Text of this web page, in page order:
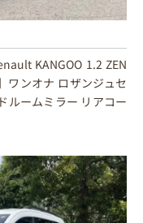
KANGOO 1.2 ZEN
ワンオナ ロザンジュセ
ルームミラー リアコー